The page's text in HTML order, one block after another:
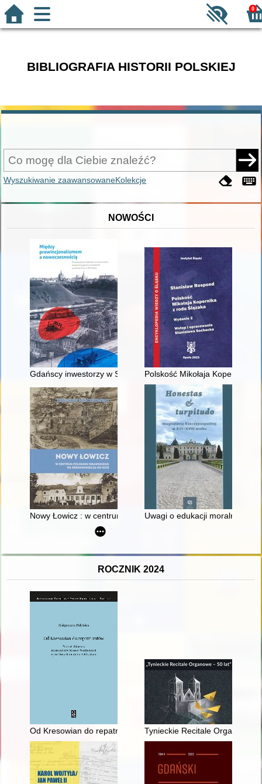
0
BIBLIOGRAFIA HISTORII POLSKIEJ
Wyszukiwanie zaawansowaneKolekcje
NOWOŚCI
Gdańscy inwestorzy w Sopocie : prestiż finansowy i
Polskość Mikołaja Kopernika z
Nowy Łowicz : w centrum poligonu drawskiego od
Uwagi o edukacji moralnej
ROCZNIK 2024
Od Kresowian do repatriantów : pamięć zbiorowa
Tynieckie Recitale Organowe :